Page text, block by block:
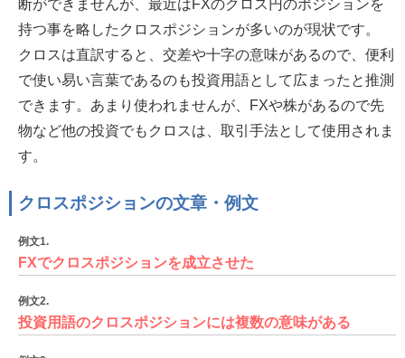
断ができませんが、最近はFXのクロス円のポジションを
持つ事を略したクロスポジションが多いのが現状です。
クロスは直訳すると、交差や十字の意味があるので、便利
で使い易い言葉であるのも投資用語として広まったと推測
できます。あまり使われませんが、FXや株があるので先
物など他の投資でもクロスは、取引手法として使用されま
す。
クロスポジションの文章・例文
例文1.
FXでクロスポジションを成立させた
例文2.
投資用語のクロスポジションには複数の意味がある